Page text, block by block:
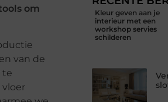
om
van de
te
Kleur geven aan je
interieur met een
workshop servies
schilderen